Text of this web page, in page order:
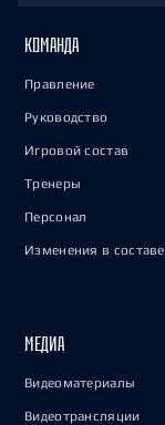
КОМАНДА
Правление
Руководство
Игровой состав
Тренеры
Персонал
Изменения в составе
МЕДИА
Видеоматериалы
Видеотрансляции